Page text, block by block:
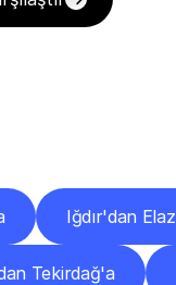
Iğdır'dan
Tekirdağ'a